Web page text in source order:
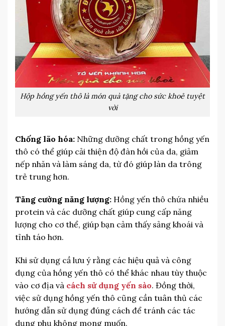
Hộp hồng yến thô là món quà tặng cho sức khoẻ tuyệt
vời
Chống lão hóa: Những dưỡng chất trong hồng yến
thô có thể giúp cải thiện độ đàn hồi của da, giảm
nếp nhăn và làm sáng da, từ đó giúp làn da trông
trẻ trung hơn.
Tăng cường năng lượng: Hồng yến thô chứa nhiều
protein và các dưỡng chất giúp cung cấp năng
lượng cho cơ thể, giúp bạn cảm thấy sảng khoái và
tỉnh táo hơn.
Khi sử dụng cầ lưu ý rằng các hiệu quả và công
dụng của hồng yến thô có thể khác nhau tùy thuộc
vào cơ địa và cách sử dụng yến sào. Đồng thời,
việc sử dụng hồng yến thô cũng cần tuân thủ các
hướng dẫn sử dụng đúng cách để tránh các tác
dụng phụ không mong muốn.